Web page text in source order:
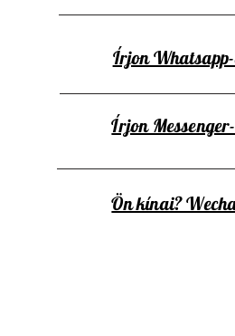
Írjon
Írjon
Ön kínai?